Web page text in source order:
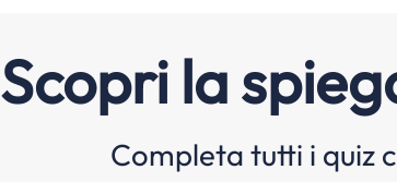
Scopri la
Completa tutti i quiz